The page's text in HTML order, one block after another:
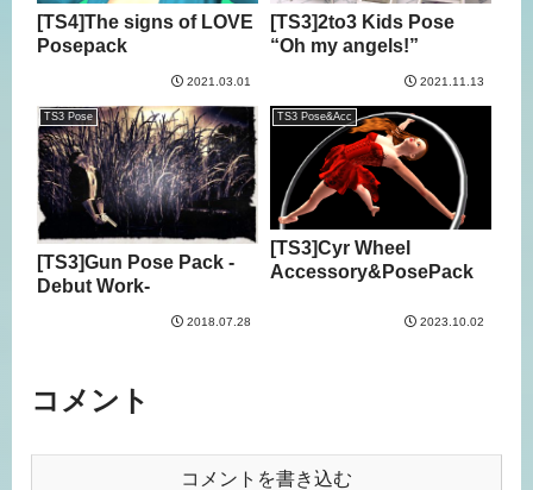
[TS4]The signs of LOVE
Posepack
2021.03.01
[TS3]2to3 Kids Pose
“Oh my angels!”
2021.11.13
TS3 Pose
[TS3]Gun Pose Pack -
Debut Work-
2018.07.28
TS3 Pose&Acc
[TS3]Cyr Wheel
Accessory&PosePack
2023.10.02
コメント
コメントを書き込む